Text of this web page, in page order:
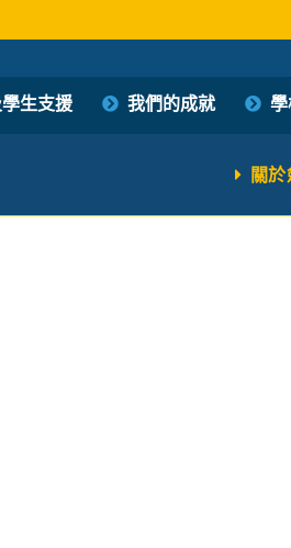
生支援 我們的成就
關於